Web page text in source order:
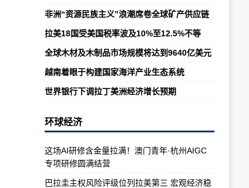
非洲“资源民族主义”浪潮席卷全球矿产供应链
拉美18国受美国税率波及10%至12.5%不等
全球木材及木制品市场规模将达到9640亿美元
越南着眼于构建国家海洋产业生态系统
世界银行下调拉丁美洲经济增长预期
环球经济
这场AI研修含金量拉满！澳门青年·杭州AIGC
专项研修圆满结营
巴拉圭主权风险评级位列拉美第三 宏观经济稳